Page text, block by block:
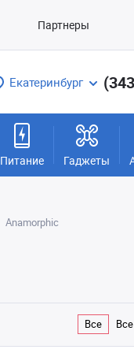
Партнеры
Екатеринбург
Питание Гаджеты
Anamorphic
Все